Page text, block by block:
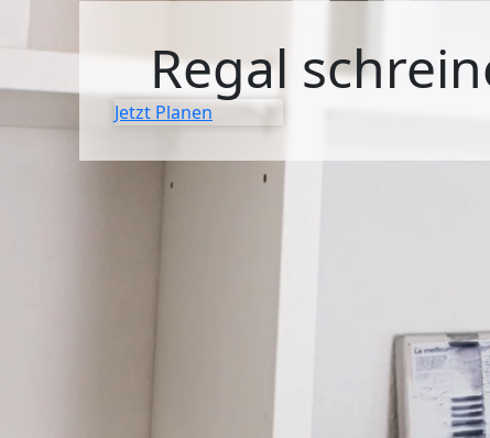
Regal
Jetzt Planen
LOWBOARDS